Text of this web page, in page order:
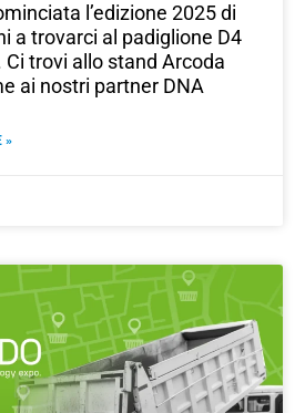
l’edizione 2025 di
a trovarci al padiglione D4
trovi allo stand Arcoda
ai nostri partner DNA
»